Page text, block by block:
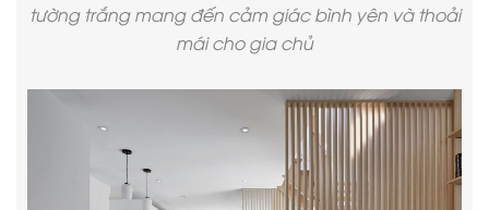
tường trắng mang đến cảm giác bình yên và thoải
mái cho gia chủ